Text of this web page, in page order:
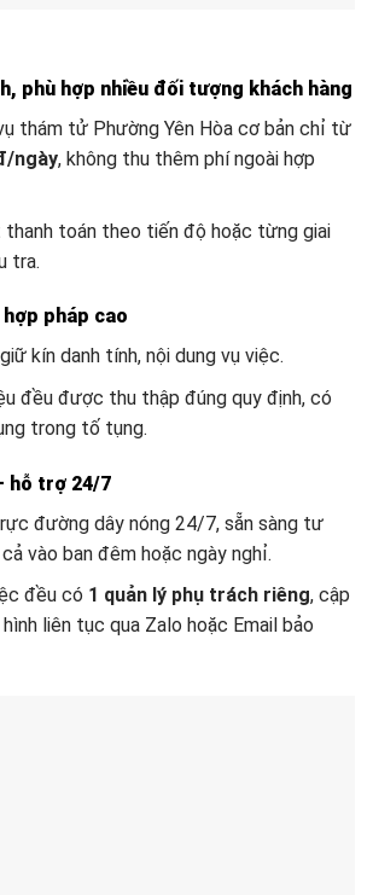
phù hợp nhiều đối tượng khách hàng
thám tử Phường Yên Hòa cơ bản chỉ từ
ngày, không thu thêm phí ngoài hợp
thanh toán theo tiến độ hoặc từng giai
tra.
pháp cao
kín danh tính, nội dung vụ việc.
đều được thu thập đúng quy định, có
trong tố tụng.
hỗ trợ 24/7
đường dây nóng 24/7, sẵn sàng tư
vào ban đêm hoặc ngày nghỉ.
đều có 1 quản lý phụ trách riêng, cập
liên tục qua Zalo hoặc Email bảo